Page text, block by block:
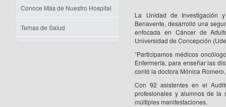
Conoce Más de Nuestro Hospital
Temas de Salud
La Unidad de Investigación
Benavente, desarrolló una
enfocada en Cáncer de
Universidad de Concepción
“Participamos médicos
Enfermería, para enseñar las
contó la doctora Mónica
Con 92 asistentes en el
profesionales y alumnos de la
múltiples manifestaciones.